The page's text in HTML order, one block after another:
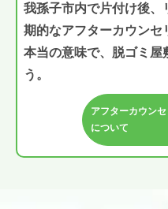
我孫子市内で片付け後、
期的なアフターカウンセ
本当の意味で、脱ゴミ屋
う。
アフターカウン
について